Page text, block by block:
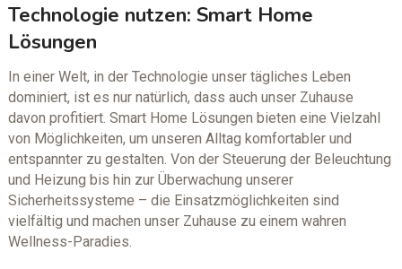
Technologie nutzen: Smart Home
Lösungen
In einer Welt, in der Technologie unser tägliches Leben
dominiert, ist es nur natürlich, dass auch unser Zuhause
davon profitiert. Smart Home Lösungen bieten eine Vielzahl
von Möglichkeiten, um unseren Alltag komfortabler und
entspannter zu gestalten. Von der Steuerung der Beleuchtung
und Heizung bis hin zur Überwachung unserer
Sicherheitssysteme – die Einsatzmöglichkeiten sind
vielfältig und machen unser Zuhause zu einem wahren
Wellness-Paradies.